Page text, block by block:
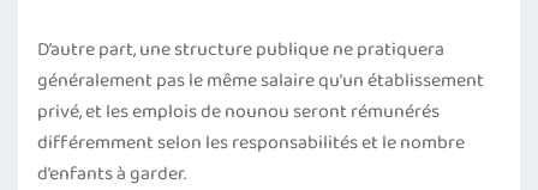
D’autre part, une structure publique ne pratiquera
généralement pas le même salaire qu’un établissement
privé, et les emplois de nounou seront rémunérés
différemment selon les responsabilités et le nombre
d’enfants à garder.